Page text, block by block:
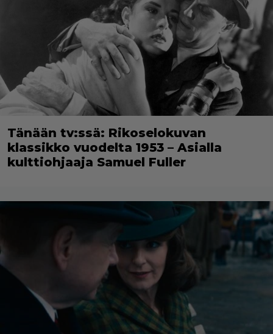
Tänään tv:ssä: Rikoselokuvan
klassikko vuodelta 1953 – Asialla
kulttiohjaaja Samuel Fuller